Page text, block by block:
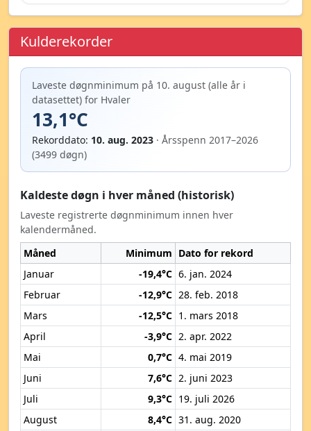
Kulderekorder
Laveste døgnminimum på 10. august (alle år i
datasettet) for Hvaler
13,1°C
Rekorddato: 10. aug. 2023 · Årsspenn 2017–2026
(3499 døgn)
Kaldeste døgn i hver måned (historisk)
Laveste registrerte døgnminimum innen hver
kalendermåned.
Måned
Minimum Dato for rekord
Januar
-19,4°C 6. jan. 2024
Februar
-12,9°C 28. feb. 2018
Mars
-12,5°C 1. mars 2018
April
-3,9°C 2. apr. 2022
Mai
0,7°C 4. mai 2019
Juni
7,6°C 2. juni 2023
Juli
9,3°C 19. juli 2026
August
8,4°C 31. aug. 2020